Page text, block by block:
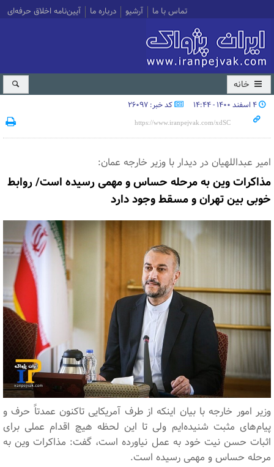
تماس با ما آرشیو درباره ما آیین‌نامه اخلاق حرفه‌ای
خانه
۴ اسفند ۱۴۰۰ - ۱۴:۴۴ کد خبر: 26097
امیر عبداللهیان در دیدار با وزیر خارجه عمان:
مذاکرات وین به مرحله حساس و مهمی رسیده است/ روابط
خوبی بین تهران و مسقط وجود دارد
وزیر امور خارجه با بیان اینکه از طرف آمریکایی تاکنون عمدتاً حرف و
پیام‌های مثبت شنیده‌ایم ولی تا این لحظه هیچ اقدام عملی برای
اثبات حسن نیت خود به عمل نیاورده است، گفت: مذاکرات وین به
مرحله حساس و مهمی رسیده است.